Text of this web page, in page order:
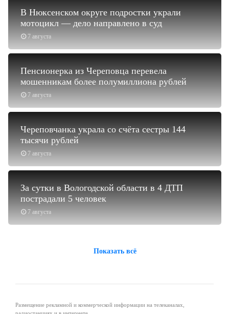
7 августа
В Нюксенском округе подростки украли
мотоцикл — дело направлено в суд
7 августа
Пенсионерка из Череповца перевела
мошенникам более полумиллиона рублей
7 августа
Череповчанка украла со счёта сестры 144
тысячи рублей
7 августа
За сутки в Вологодской области в 4 ДТП
пострадали 5 человек
Показать всё
Размещение рекламной и коммерческой информации на телеканалах,